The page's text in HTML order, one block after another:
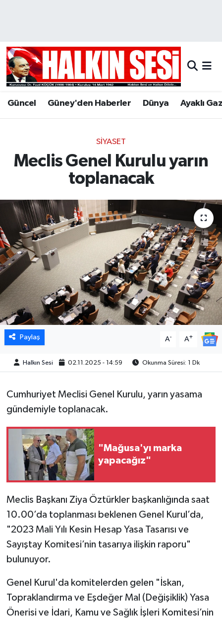
Güncel Güney'den Haberler Dünya Ayaklı
SIYASET
Meclis Genel Kurulu yarın
toplanacak
Paylaş A- A+
Halkın Sesi 02.11.2025 - 14:59 Okunma Süresi: 1 Dk
Cumhuriyet Meclisi Genel Kurulu, yarın yasama
gündemiyle toplanacak.
"Mağusa'yı marka
yapacağız"
Meclis Başkanı Ziya Öztürkler başkanlığında saat
10.00’da toplanması beklenen Genel Kurul’da,
"2023 Mali Yılı Kesin Hesap Yasa Tasarısı ve
Sayıştay Komitesi’nin tasarıya ilişkin raporu"
bulunuyor.
Genel Kurul'da komitelerden gelen "İskan,
Topraklandırma ve Eşdeğer Mal (Değişiklik) Yasa
Önerisi ve İdari, Kamu ve Sağlık İşleri Komitesi’nin
Hava Durumu
Trafik Durumu
Son Dakika Haberleri